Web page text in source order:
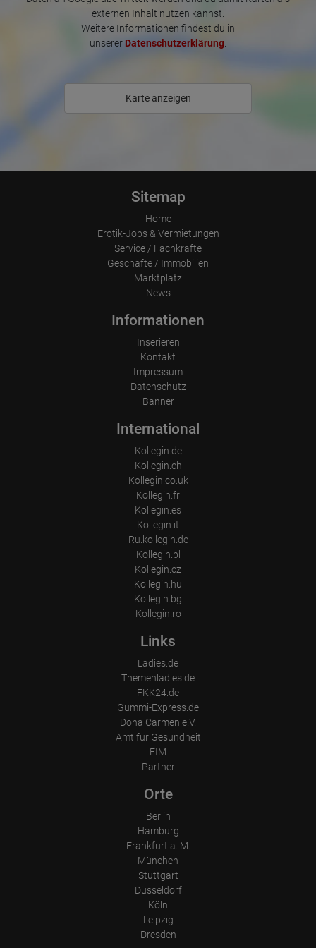
externen Inhalt nutzen kannst.
Weitere Informationen findest du in
unserer Datenschutzerklärung
Karte anzeigen
Sitemap
Home
Erotik-Jobs & Vermietungen
Service / Fachkräfte
Geschäfte / Immobilien
Marktplatz
News
Informationen
Inserieren
Kontakt
Impressum
Datenschutz
Banner
International
Kollegin.de
Kollegin.ch
Kollegin.co.uk
Kollegin.fr
Kollegin.es
Kollegin.it
Ru.kollegin.de
Kollegin.pl
Kollegin.cz
Kollegin.hu
Kollegin.bg
Kollegin.ro
Links
Ladies.de
Themenladies.de
FKK24.de
Gummi-Express.de
Dona Carmen e.V.
Amt für Gesundheit
FIM
Partner
Orte
Berlin
Hamburg
Frankfurt a. M.
München
Stuttgart
Düsseldorf
Köln
Leipzig
Dresden